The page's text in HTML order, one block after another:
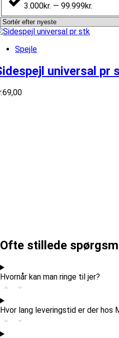
3.000kr. — 99.999kr.
Spejle
universal pr
69,00
Ofte stillede
Hvornår kan man ringe til jer?
Hvor lang leveringstid er der hos